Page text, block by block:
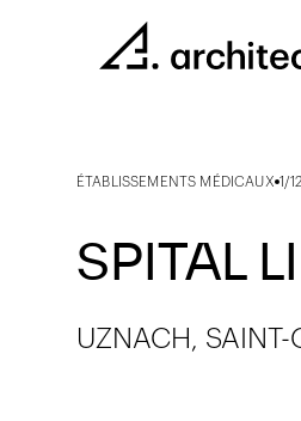
ÉTABLISSEMENTS MÉDICAUX 1/
SPITAL
UZNACH, SAINT-